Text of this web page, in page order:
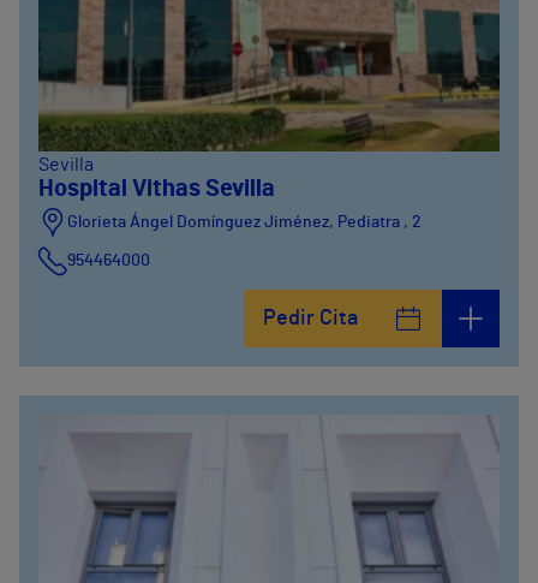
Sevilla
Hospital Vithas Sevilla
Glorieta Ángel Domínguez Jiménez, Pediatra , 2
954464000
Pedir Cita